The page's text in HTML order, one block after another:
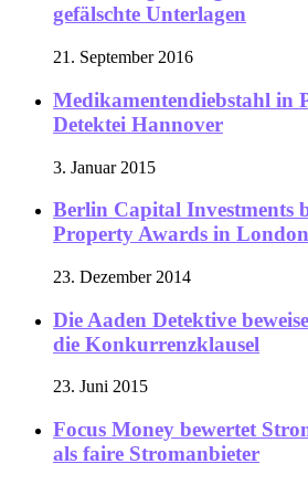
gefälschte Unterlagen
21. September 2016
Medikamentendiebstahl
Detektei Hannover
3. Januar 2015
Berlin Capital Investments
Property Awards in
23. Dezember 2014
Die Aaden Detektive
die Konkurrenzklausel
23. Juni 2015
Focus Money bewertet
als faire Stromanbieter